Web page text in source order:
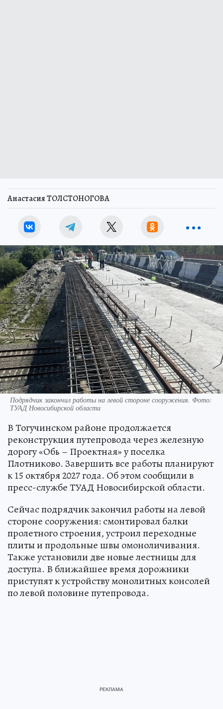
Анастасия ТОЛСТОНОГОВА
Подрядчик закончил работы на левой стороне сооружения. Фото:
ТУАД Новосибирской области
В Тогучинском районе продолжается
реконструкция путепровода через железную
дорогу «Обь – Проектная» у поселка
Плотниково. Завершить все работы планируют
к 15 октября 2027 года. Об этом сообщили в
пресс-службе ТУАД Новосибирской области.
Сейчас подрядчик закончил работы на левой
стороне сооружения: смонтировал балки
пролетного строения, устроил переходные
плиты и продольные швы омоноличивания.
Также установили две новые лестницы для
доступа. В ближайшее время дорожники
приступят к устройству монолитных консолей
по левой половине путепровода.